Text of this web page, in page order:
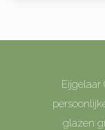
Eijgelaar
glazen